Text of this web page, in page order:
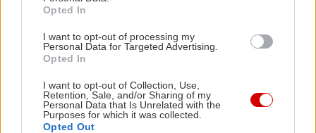
Opted In
I want to opt-out of processing my
Personal Data for Targeted Advertising.
Opted In
I want to opt-out of Collection, Use,
Retention, Sale, and/or Sharing of my
Personal Data that Is Unrelated with the
Purposes for which it was collected.
Opted Out
PODCASTS